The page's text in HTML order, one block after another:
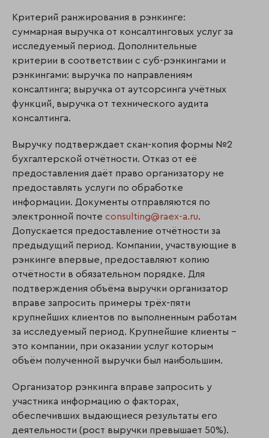
Критерий ранжирования в рэнкинге:
суммарная выручка от консалтинговых услуг за
исследуемый период. Дополнительные
критерии в соответствии с суб-рэнкингами и
рэнкингами: выручка по направлениям
консалтинга; выручка от аутсорсинга учётных
функций, выручка от технического аудита
консалтинга.
Выручку подтверждает скан-копия формы №2
бухгалтерской отчётности. Отказ от её
предоставления даёт право организатору не
предоставлять услуги по обработке
информации. Документы отправляются по
электронной почте consulting@raex-a.ru.
Допускается предоставление отчётности за
предыдущий период. Компании, участвующие в
рэнкинге впервые, предоставляют копию
отчётности в обязательном порядке. Для
подтверждения объёма выручки организатор
вправе запросить примеры трёх-пяти
крупнейших клиентов по выполненным работам
за исследуемый период. Крупнейшие клиенты –
это компании, при оказании услуг которым
объём полученной выручки был наибольшим.
Организатор рэнкинга вправе запросить у
участника информацию о факторах,
обеспечивших выдающиеся результаты его
деятельности (рост выручки превышает 50%).